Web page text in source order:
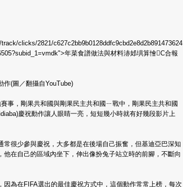
clicks/2821/c627c2bb9b0128ddfc9cbd2e8d2b891473624
年菜食譜做法與材料浾邚埧算懀C合報
(圖／翻攝自YouTube)
事，剛果共和國與剛果民主共和國ㄧ戰中，剛果民主共和國
慶祝動作讓人眼睛一亮，短短幾小時就有好幾段影片上
常很少參與慶祝，大多都是在後場自己振奮，但基迪亞巴深知
他在自己的區域內坐下，伸出像扮兔子站立時的前腳，不斷向
因為在FIFA選出的最佳慶祝方式中，這個動作常常上榜，每次